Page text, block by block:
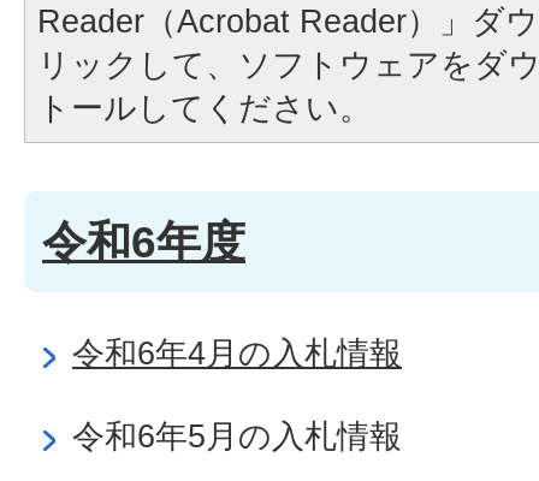
Reader（Acrobat Reader）」ダ
リックして、ソフトウェアをダ
トールしてください。
令和6年度
令和6年4月の入札情報
令和6年5月の入札情報